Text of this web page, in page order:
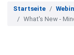
Startseite
What's New -